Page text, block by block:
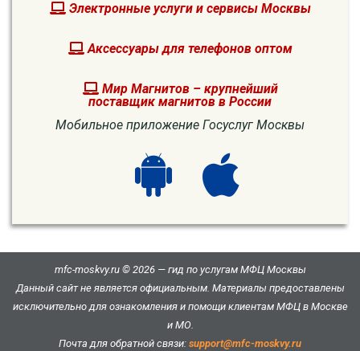
Электронные услуги и сервисы Москвы
Аксессуары для телефонов оптом
Мир Магнитов – крупнейший
поставщик магнитов в России
Мобильное приложение Госуслуг Москвы
mfc-moskvy.ru © 2026 — гид по услугам МФЦ Москвы
Данный сайт не является официальным. Материалы предоставлены
исключительно для ознакомления и помощи клиентам МФЦ в Москве
и МО.
Почта для обратной связи: support@mfc-moskvy.ru